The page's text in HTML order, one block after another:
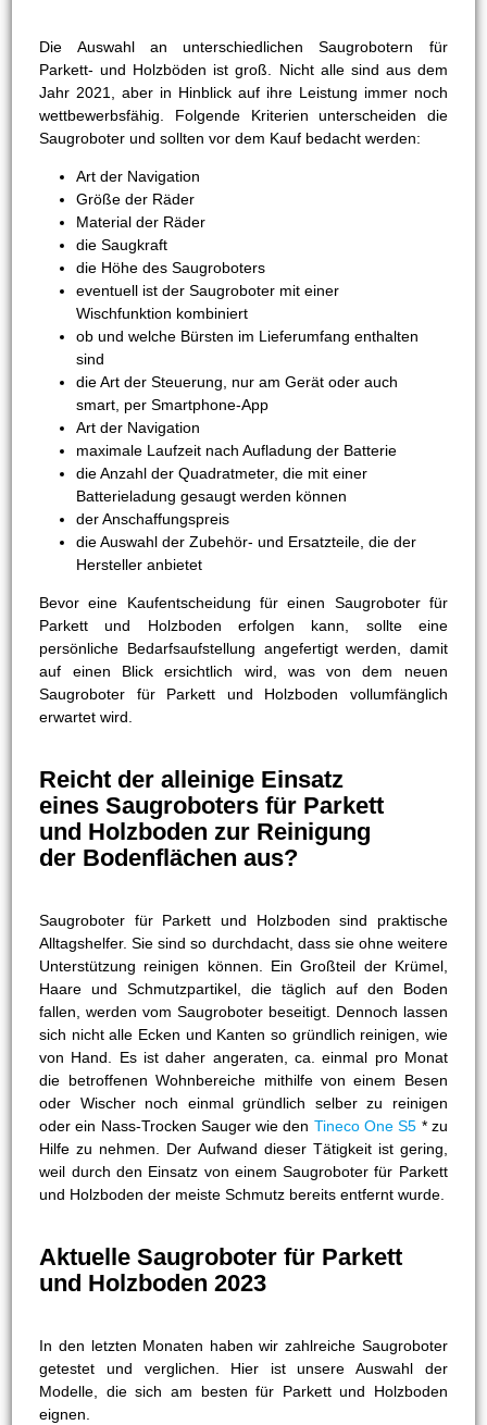
Die Auswahl an unterschiedlichen Saugrobotern für
Parkett- und Holzböden ist groß. Nicht alle sind aus dem
Jahr 2021, aber in Hinblick auf ihre Leistung immer noch
wettbewerbsfähig. Folgende Kriterien unterscheiden die
Saugroboter und sollten vor dem Kauf bedacht werden:
Art der Navigation
Größe der Räder
Material der Räder
die Saugkraft
die Höhe des Saugroboters
eventuell ist der Saugroboter mit einer
Wischfunktion kombiniert
ob und welche Bürsten im Lieferumfang enthalten
sind
die Art der Steuerung, nur am Gerät oder auch
smart, per Smartphone-App
Art der Navigation
maximale Laufzeit nach Aufladung der Batterie
die Anzahl der Quadratmeter, die mit einer
Batterieladung gesaugt werden können
der Anschaffungspreis
die Auswahl der Zubehör- und Ersatzteile, die der
Hersteller anbietet
Bevor eine Kaufentscheidung für einen Saugroboter für
Parkett und Holzboden erfolgen kann, sollte eine
persönliche Bedarfsaufstellung angefertigt werden, damit
auf einen Blick ersichtlich wird, was von dem neuen
Saugroboter für Parkett und Holzboden vollumfänglich
erwartet wird.
Reicht der alleinige Einsatz
eines Saugroboters für Parkett
und Holzboden zur Reinigung
der Bodenflächen aus?
Saugroboter für Parkett und Holzboden sind praktische
Alltagshelfer. Sie sind so durchdacht, dass sie ohne weitere
Unterstützung reinigen können. Ein Großteil der Krümel,
Haare und Schmutzpartikel, die täglich auf den Boden
fallen, werden vom Saugroboter beseitigt. Dennoch lassen
sich nicht alle Ecken und Kanten so gründlich reinigen, wie
von Hand. Es ist daher angeraten, ca. einmal pro Monat
die betroffenen Wohnbereiche mithilfe von einem Besen
oder Wischer noch einmal gründlich selber zu reinigen
oder ein Nass-Trocken Sauger wie den Tineco One S5 * zu
Hilfe zu nehmen. Der Aufwand dieser Tätigkeit ist gering,
weil durch den Einsatz von einem Saugroboter für Parkett
und Holzboden der meiste Schmutz bereits entfernt wurde.
Aktuelle Saugroboter für Parkett
und Holzboden 2023
In den letzten Monaten haben wir zahlreiche Saugroboter
getestet und verglichen. Hier ist unsere Auswahl der
Modelle, die sich am besten für Parkett und Holzboden
eignen.